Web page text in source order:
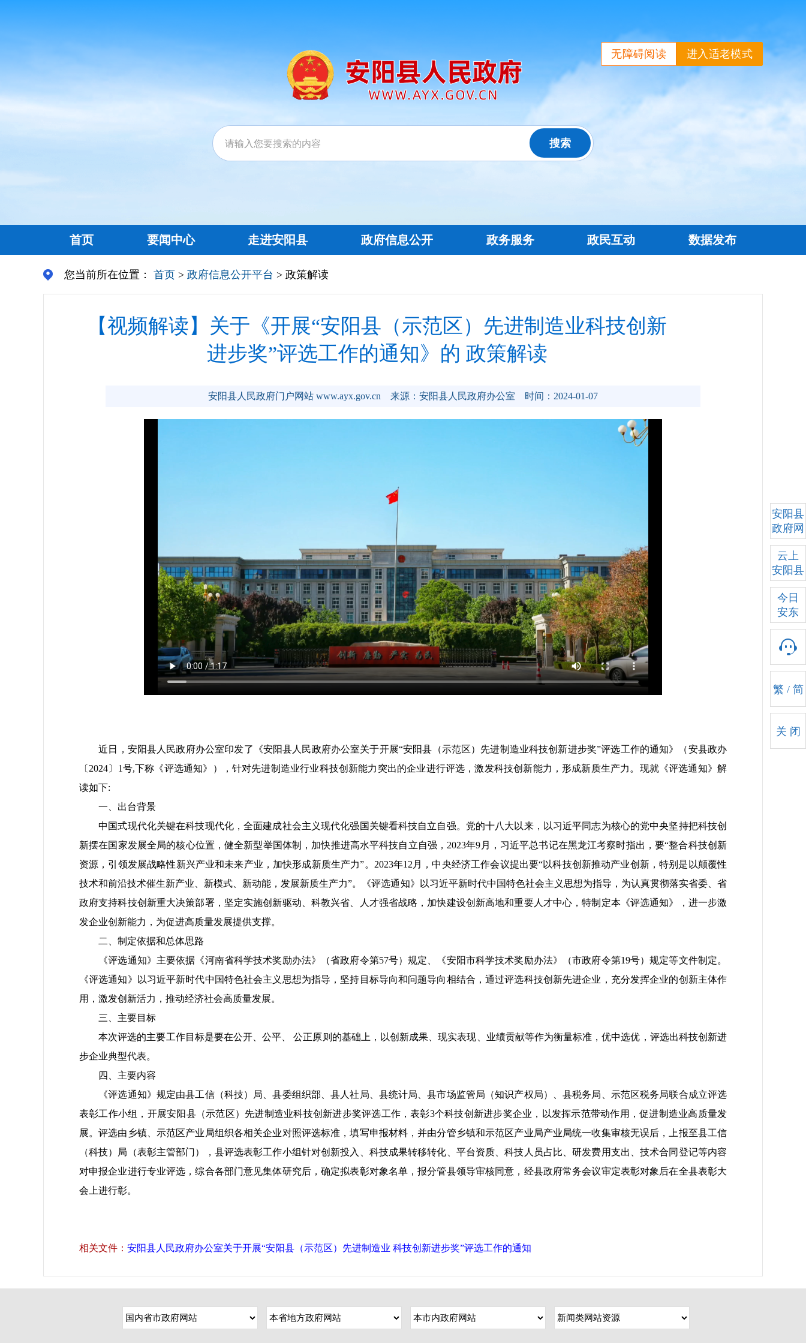
进入适老模式
无障碍阅读
首页 要闻中心 走进安阳县 政府信息公开 政务服务 政民互动 数据发布
您当前所在位置： 首页 > 政府信息公开平台 > 政策解读
【视频解读】关于《开展“安阳县（示范区）先进制造业科技创新
进步奖”评选工作的通知》的 政策解读
安阳县人民政府门户网站 www.ayx.gov.cn 来源：安阳县人民政府办公室 时间：2024-01-07
近日，安阳县人民政府办公室印发了《安阳县人民政府办公室关于开展“安阳县（示范区）先进制造业科技创新进步奖”评选工作的通知》（安县政办
〔2024〕1号,下称《评选通知》），针对先进制造业行业科技创新能力突出的企业进行评选，激发科技创新能力，形成新质生产力。现就《评选通知》解
读如下:
一、出台背景
中国式现代化关键在科技现代化，全面建成社会主义现代化强国关键看科技自立自强。党的十八大以来，以习近平同志为核心的党中央坚持把科技创
新摆在国家发展全局的核心位置，健全新型举国体制，加快推进高水平科技自立自强，2023年9月，习近平总书记在黑龙江考察时指出，要“整合科技创新
资源，引领发展战略性新兴产业和未来产业，加快形成新质生产力”。2023年12月，中央经济工作会议提出要“以科技创新推动产业创新，特别是以颠覆性
技术和前沿技术催生新产业、新模式、新动能，发展新质生产力”。《评选通知》以习近平新时代中国特色社会主义思想为指导，为认真贯彻落实省委、省
政府支持科技创新重大决策部署，坚定实施创新驱动、科教兴省、人才强省战略，加快建设创新高地和重要人才中心，特制定本《评选通知》，进一步激
发企业创新能力，为促进高质量发展提供支撑。
二、制定依据和总体思路
《评选通知》主要依据《河南省科学技术奖励办法》（省政府令第57号）规定、《安阳市科学技术奖励办法》（市政府令第19号）规定等文件制定。
《评选通知》以习近平新时代中国特色社会主义思想为指导，坚持目标导向和问题导向相结合，通过评选科技创新先进企业，充分发挥企业的创新主体作
用，激发创新活力，推动经济社会高质量发展。
三、主要目标
本次评选的主要工作目标是要在公开、公平、 公正原则的基础上，以创新成果、现实表现、业绩贡献等作为衡量标准，优中选优，评选出科技创新进
步企业典型代表。
四、主要内容
《评选通知》规定由县工信（科技）局、县委组织部、县人社局、县统计局、县市场监管局（知识产权局）、县税务局、示范区税务局联合成立评选
表彰工作小组，开展安阳县（示范区）先进制造业科技创新进步奖评选工作，表彰3个科技创新进步奖企业，以发挥示范带动作用，促进制造业高质量发
展。评选由乡镇、示范区产业局组织各相关企业对照评选标准，填写申报材料，并由分管乡镇和示范区产业局产业局统一收集审核无误后，上报至县工信
（科技）局（表彰主管部门），县评选表彰工作小组针对创新投入、科技成果转移转化、平台资质、科技人员占比、研发费用支出、技术合同登记等内容
对申报企业进行专业评选，综合各部门意见集体研究后，确定拟表彰对象名单，报分管县领导审核同意，经县政府常务会议审定表彰对象后在全县表彰大
会上进行彰。
相关文件： 安阳县人民政府办公室关于开展“安阳县（示范区）先进制造业 科技创新进步奖”评选工作的通知
安阳县
政府网
云上
安阳县
今日
安东
繁 / 简
关 闭